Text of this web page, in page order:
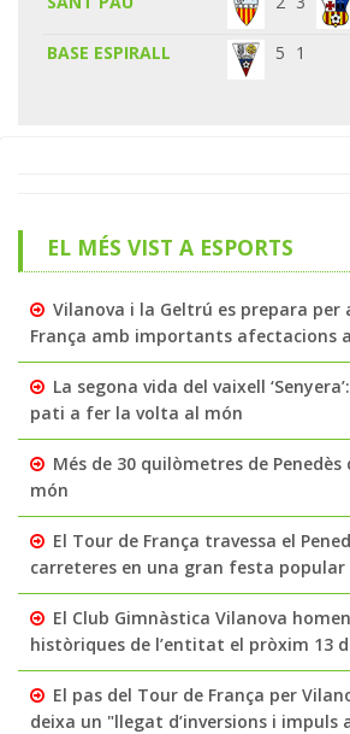
BASE ESPIRALL 5 1
EL MÉS VIST A ESPORTS
Vilanova i la Geltrú es prepara per
França amb importants afectacions
La segona vida del vaixell
pati a fer la volta al món
Més de 30 quilòmetres de
món
El Tour de França travessa el
carreteres en una gran festa popular
El Club Gimnàstica Vilanova
històriques de l’entitat el pròxim 13
El pas del Tour de França per
deixa un "llegat d’inversions i impuls